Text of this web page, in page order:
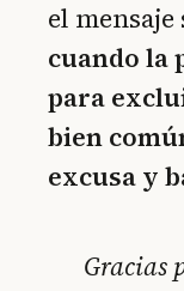
el
cuando la
para
bien
excusa y
Gracias